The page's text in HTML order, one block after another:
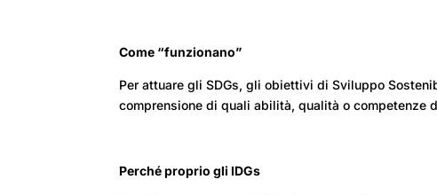
Come “funzionano”
Per attuare gli SDGs, gli obiettivi di Sviluppo
comprensione di quali abilità, qualità o competenze
Perché proprio gli IDGs